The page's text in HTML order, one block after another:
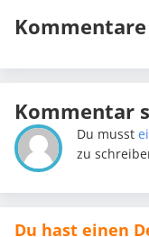
Kommentare
Kommentar
Du musst
zu
Du hast einen